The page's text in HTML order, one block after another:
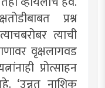
प्रश्न
त्याची
वृक्षलागवड
प्रोत्साहन